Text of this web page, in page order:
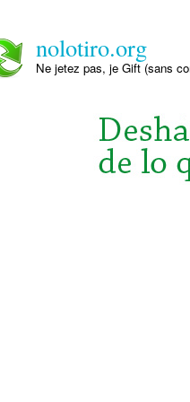
nolotiro.org
Ne jetez pas, je Gift (sans